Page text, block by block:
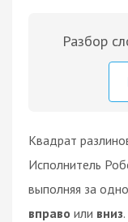
Разбор
Квадрат
Исполнитель
выполняя за
вправо или вниз